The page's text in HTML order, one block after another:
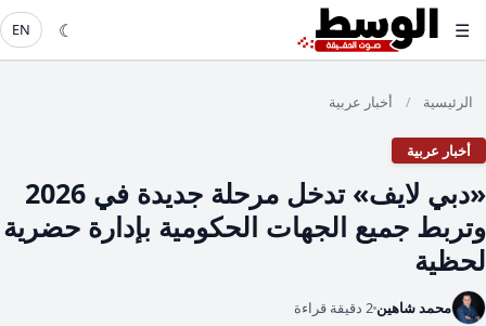
☰
☾
EN
الرئيسية / أخبار عربية
أخبار عربية
«دبي لايف» تدخل مرحلة جديدة في 2026
وتربط جميع الجهات الحكومية بإدارة حضرية
لحظية
محمد شاهين 2 دقيقة قراءة